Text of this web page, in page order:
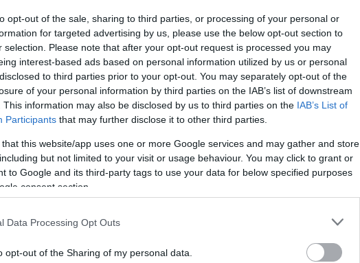
opt-out of the sale, sharing to third parties, or processing of your personal or
for targeted advertising by us, please use the below opt-out section to
selection. Please note that after your opt-out request is processed you may
interest-based ads based on personal information utilized by us or personal
to third parties prior to your opt-out. You may separately opt-out of the
of your personal information by third parties on the IAB’s list of downstream
This information may also be disclosed by us to third parties on the IAB’s List of
Participants that may further disclose it to other third parties.
that this website/app uses one or more Google services and may gather and store
but not limited to your visit or usage behaviour. You may click to grant or
to Google and its third-party tags to use your data for below specified purposes
consent section.
Data Processing Opt Outs
opt-out of the Sharing of my personal data.
τραυματισμένος ο οδηγός
Lykavitos.gr στο Google News
όλες τις ειδήσεις